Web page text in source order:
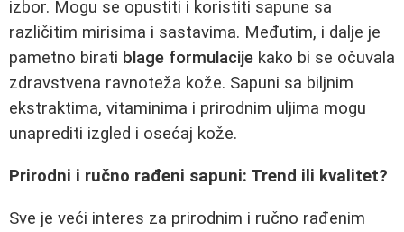
izbor. Mogu se opustiti i koristiti sapune sa
različitim mirisima i sastavima. Međutim, i dalje je
pametno birati blage formulacije kako bi se očuvala
zdravstvena ravnoteža kože. Sapuni sa biljnim
ekstraktima, vitaminima i prirodnim uljima mogu
unaprediti izgled i osećaj kože.
Prirodni i ručno rađeni sapuni: Trend ili kvalitet?
Sve je veći interes za prirodnim i ručno rađenim